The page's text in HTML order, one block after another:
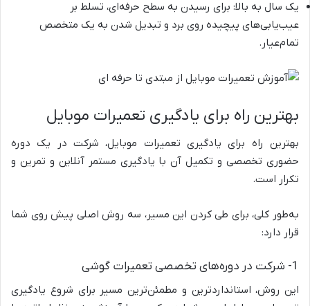
یک سال به بالا: برای رسیدن به سطح حرفه‌ای، تسلط بر
عیب‌یابی‌های پیچیده روی برد و تبدیل شدن به یک متخصص
تمام‌عیار.
بهترین راه برای یادگیری تعمیرات موبایل
بهترین راه برای یادگیری تعمیرات موبایل، شرکت در یک دوره
حضوری تخصصی و تکمیل آن با یادگیری مستمر آنلاین و تمرین و
تکرار است.
به‌طور کلی، برای طی کردن این مسیر، سه روش اصلی پیش روی شما
قرار دارد:
1- شرکت در دوره‌های تخصصی تعمیرات گوشی
این روش، استانداردترین و مطمئن‌ترین مسیر برای شروع یادگیری